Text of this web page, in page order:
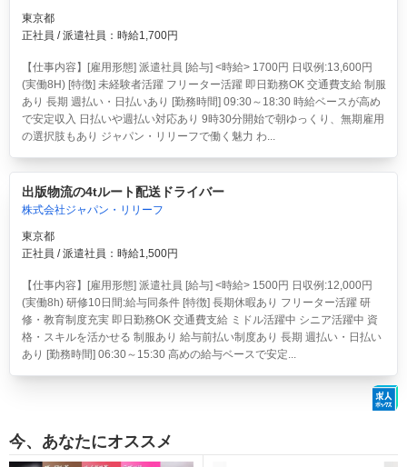
東京都
正社員 / 派遣社員：時給1,700円
【仕事内容】[雇用形態] 派遣社員 [給与] <時給> 1700円 日収例:13,600円
(実働8H) [特徴] 未経験者活躍 フリーター活躍 即日勤務OK 交通費支給 制服
あり 長期 週払い・日払いあり [勤務時間] 09:30～18:30 時給ベースが高め
で安定収入 日払いや週払い対応あり 9時30分開始で朝ゆっくり、無期雇用
の選択肢もあり ジャパン・リリーフで働く魅力 わ...
出版物流の4tルート配送ドライバー
株式会社ジャパン・リリーフ
東京都
正社員 / 派遣社員：時給1,500円
【仕事内容】[雇用形態] 派遣社員 [給与] <時給> 1500円 日収例:12,000円
(実働8h) 研修10日間:給与同条件 [特徴] 長期休暇あり フリーター活躍 研
修・教育制度充実 即日勤務OK 交通費支給 ミドル活躍中 シニア活躍中 資
格・スキルを活かせる 制服あり 給与前払い制度あり 長期 週払い・日払い
あり [勤務時間] 06:30～15:30 高めの給与ベースで安定...
今、あなたにオススメ